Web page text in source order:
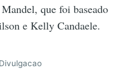
que foi baseado
e Kelly Candaele.